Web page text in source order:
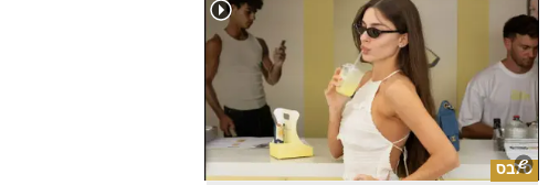
סלבס